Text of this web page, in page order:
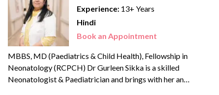
Experience: 13+ Years
Hindi
Book an Appointment
MBBS, MD (Paediatrics & Child Health), Fellowship in
Neonatology (RCPCH) Dr Gurleen Sikka is a skilled
Neonatologist & Paediatrician and brings with her an